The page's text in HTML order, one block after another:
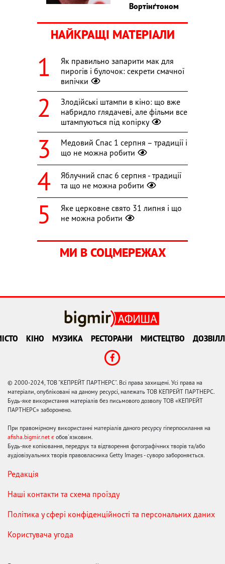
Вортінґтоном
НАЙКРАЩІ МАТЕРІАЛИ
Як правильно запарити мак для
пирогів і булочок: секрети смачної
випічки
Злодійські штампи в кіно: що вже
набридло глядачеві, але фільми все
штампуються під копірку
Медовий Спас 1 серпня – традиції і
що не можна робити
Яблучний спас 6 серпня - традиції
та що не можна робити
Яке церковне свято 31 липня і що
не можна робити
МИ В СОЦМЕРЕЖАХ
КІНО МУЗИКА РЕСТОРАНИ МИСТЕЦТВО
© 2000-2024, ТОВ "КЕПРЕЙТ ПАРТНЕРС". Всі права захищені. Усі права на
матеріали, опубліковані на даному ресурсі, належать ТОВ КЕПРЕЙТ ПАРТНЕРС.
Будь-яке використання матеріалів без письмового дозволу ТОВ «КЕПРЕЙТ
ПАРТНЕРС» заборонено.
При правомірному використанні матеріалів даного ресурсу гіперпосилання на
afisha.bigmir.net є обов'язковим.
Будь-яке копіювання, передрук та відтворення фотографічних творів та/або
аудіовізуальних творів правовласника Getty Images - суворо забороняється.
Редакція
Наші контакти та схема проїзду
Політика у сфері конфіденційності та персональних даних
Користувача угода